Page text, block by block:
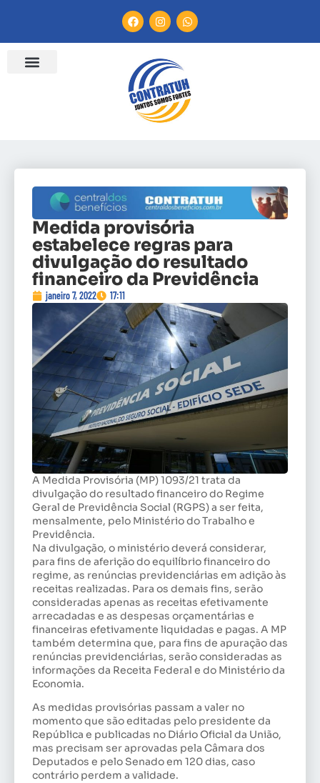
Medida provisória
estabelece regras para
divulgação do resultado
financeiro da Previdência
janeiro 7, 2022 17:11
A Medida Provisória (MP) 1093/21 trata da
divulgação do resultado financeiro do Regime
Geral de Previdência Social (RGPS) a ser feita,
mensalmente, pelo Ministério do Trabalho e
Previdência.
Na divulgação, o ministério deverá considerar,
para fins de aferição do equilíbrio financeiro do
regime, as renúncias previdenciárias em adição às
receitas realizadas. Para os demais fins, serão
consideradas apenas as receitas efetivamente
arrecadadas e as despesas orçamentárias e
financeiras efetivamente liquidadas e pagas. A MP
também determina que, para fins de apuração das
renúncias previdenciárias, serão consideradas as
informações da Receita Federal e do Ministério da
Economia.
As medidas provisórias passam a valer no
momento que são editadas pelo presidente da
República e publicadas no Diário Oficial da União,
mas precisam ser aprovadas pela Câmara dos
Deputados e pelo Senado em 120 dias, caso
contrário perdem a validade.